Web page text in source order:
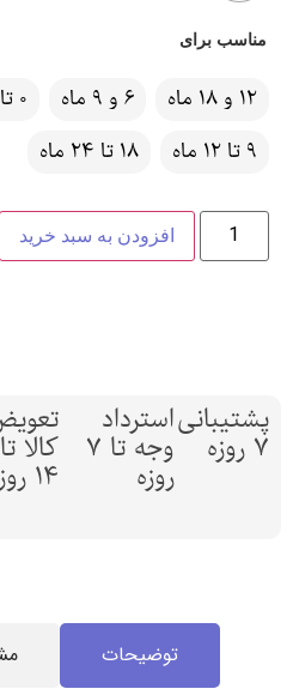
مناسب برای
12 و 18 ماه 6 و 9 ماه 0 تا 3 ماه
9 تا 12 ماه
18 تا 24 ماه
افزودن به سبد خرید
پشتیبانی
7 روزه
استرداد
وجه تا 7
روزه
کالا تا
14 روز
توضیحات